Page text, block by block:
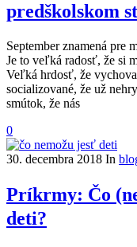
predškolskom
September znamená pre
Je to veľká radosť, že si
Veľká hrdosť, že
socializované, že už
smútok, že nás
0
30. decembra 2018 In
Príkrmy: Čo
deti?